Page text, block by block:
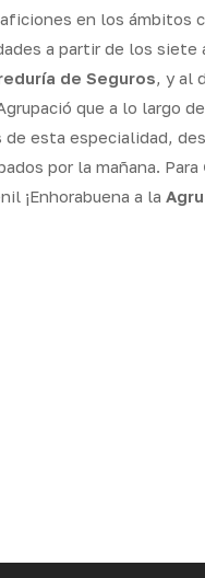
en los ámbitos
a partir de los siete
de Seguros, y al
que a lo largo
esta especialidad,
por la mañana. Para
¡Enhorabuena a la